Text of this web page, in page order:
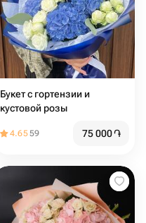
Букет с гортензии и
кустовой розы
4.6559 75 000֏